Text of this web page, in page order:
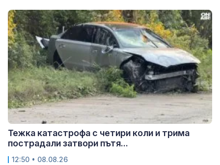
Тежка катастрофа с четири коли и трима
пострадали затвори пътя...
12:50 • 08.08.26